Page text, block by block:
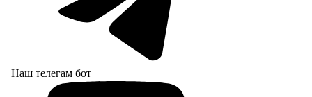
Наш телегам бот